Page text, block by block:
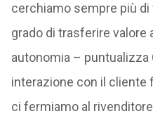
cerchiamo sempre più
grado di trasferire valore
autonomia – puntualizza
interazione con il cliente
ci fermiamo al